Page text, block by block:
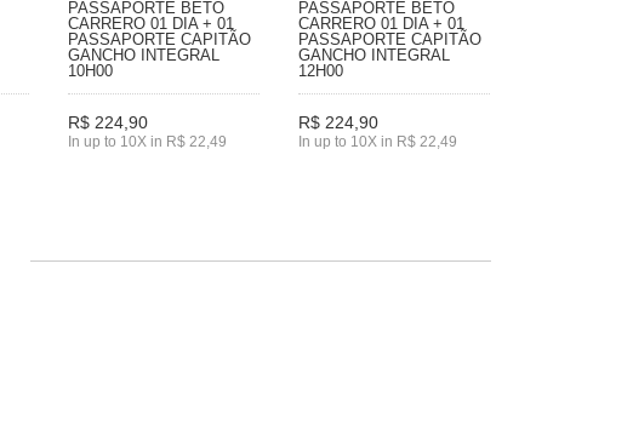
PASSAPORTE BETO
CARRERO 01 DIA + 01
PASSAPORTE CAPITÃO
GANCHO INTEGRAL
10H00
R$ 224,90
In up to 10X in R$ 22,49
PASSAPORTE BETO
CARRERO 01 DIA + 01
PASSAPORTE CAPITÃO
GANCHO INTEGRAL
12H00
R$ 224,90
In up to 10X in R$ 22,49